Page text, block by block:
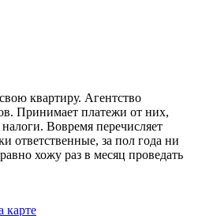
квартиру. Агентство
Принимает платежи от них,
Вовремя перечисляет
ответственные, за пол года ни
хожу раз в месяц проведать